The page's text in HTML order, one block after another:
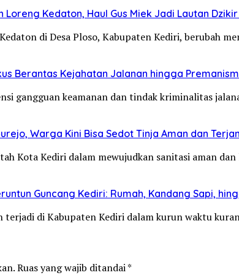
Kedaton, Haul Gus Miek Jadi Lautan
di Desa Ploso, Kabupaten Kediri, berubah
Berantas Kejahatan Jalanan hingga
gangguan keamanan dan tindak kriminalitas
Warga Kini Bisa Sedot Tinja Aman dan
Kota Kediri dalam mewujudkan sanitasi aman
Guncang Kediri: Rumah, Kandang Sapi,
terjadi di Kabupaten Kediri dalam kurun waktu
Ruas yang wajib ditandai*